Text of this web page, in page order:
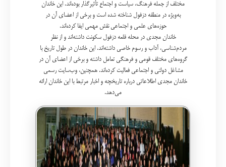
مختلف از جمله فرهنگ، سیاست و اجتماع تأثیرگذار بوده‌اند. این خاندان
به‌ویژه در منطقه دزفول شناخته شده است و برخی از اعضای آن در
حوزه‌های علمی و اجتماعی نقش مهمی ایفا کرده‌اند.
خاندان مجدی در محله قلعه دزفول سکونت داشته‌اند و از نظر
مردم‌شناسی، آداب و رسوم خاصی داشته‌اند. این خاندان در طول تاریخ با
گروه‌های مختلف قومی و فرهنگی تعامل داشته و برخی از اعضای آن در
مشاغل دولتی و اجتماعی فعالیت کرده‌اند. همچنین، وب‌سایت رسمی
خاندان مجدی اطلاعاتی درباره تاریخچه و اخبار مرتبط با این خاندان ارائه
می‌دهد.